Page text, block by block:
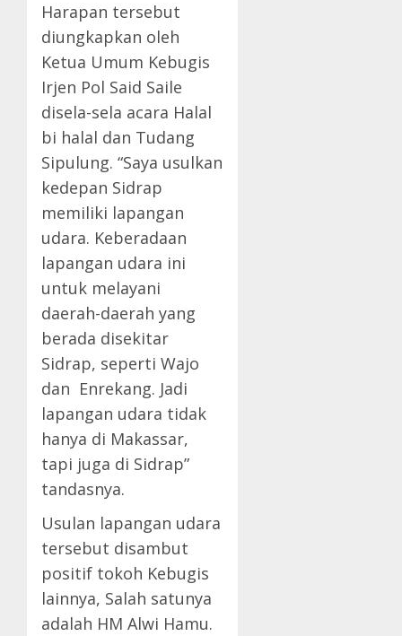
Harapan tersebut
diungkapkan oleh
Ketua Umum Kebugis
Irjen Pol Said Saile
disela-sela acara Halal
bi halal dan Tudang
Sipulung. “Saya usulkan
kedepan Sidrap
memiliki lapangan
udara. Keberadaan
lapangan udara ini
untuk melayani
daerah-daerah yang
berada disekitar
Sidrap, seperti Wajo
dan Enrekang. Jadi
lapangan udara tidak
hanya di Makassar,
tapi juga di Sidrap”
tandasnya.
Usulan lapangan udara
tersebut disambut
positif tokoh Kebugis
lainnya, Salah satunya
adalah HM Alwi Hamu.